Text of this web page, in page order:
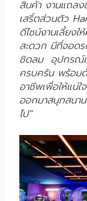
สินค้า งานแถลง
เสริ์ตส่วนตัว
ดีไซน์งานเลี้ยง
สะดวก มีที่จอดร
ชิดลม อุปกรณ์แ
ครบครัน พร้อม
อาชีพเพื่อให้แน่
ออกมาสนุกสนา
ไป"